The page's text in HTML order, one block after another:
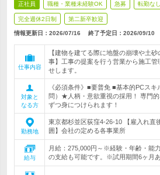
正社員 職種・業種未経験OK 急募 転勤なし
完全週休2日制 第二新卒歓迎
情報更新日：2026/07/16 終了予定日： 2026/09/10
仕事内容
【建物を建てる際に地盤の崩壊や土
事】工事の提案を行う営業から施工
せします。
対象と
なる方
《必須条件》■要普免 ■基本的PCス
問）★人柄・意欲重視の採用！ 専門
ずつ身につけられます！
勤務地
東京都杉並区荻窪4-26-10 【雇入れ直
囲】会社の定める各事業所
給与
月給：275,000円～※経験・年齢・能
の支給も可能です。※試用期間6ヶ月